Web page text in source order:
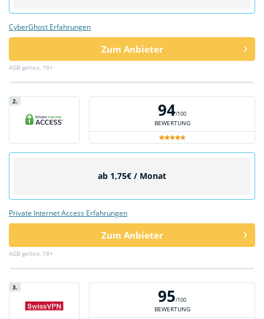
CyberGhost Erfahrungen
Zum Anbieter
AGB gelten, 18+
2. 94/100
BEWERTUNG
ab 1,75€ / Monat
Private Internet Access Erfahrungen
Zum Anbieter
AGB gelten, 18+
3. 95/100
BEWERTUNG